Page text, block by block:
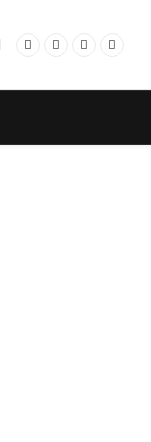
FacebookInstagram
YouTube
RSS